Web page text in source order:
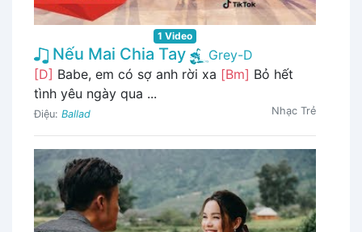
1 Video
Nếu Mai Chia Tay
Grey-D
[D] Babe, em có sợ anh rời xa [Bm] Bỏ hết
tình yêu ngày qua ...
Điệu: Ballad Nhạc Trẻ